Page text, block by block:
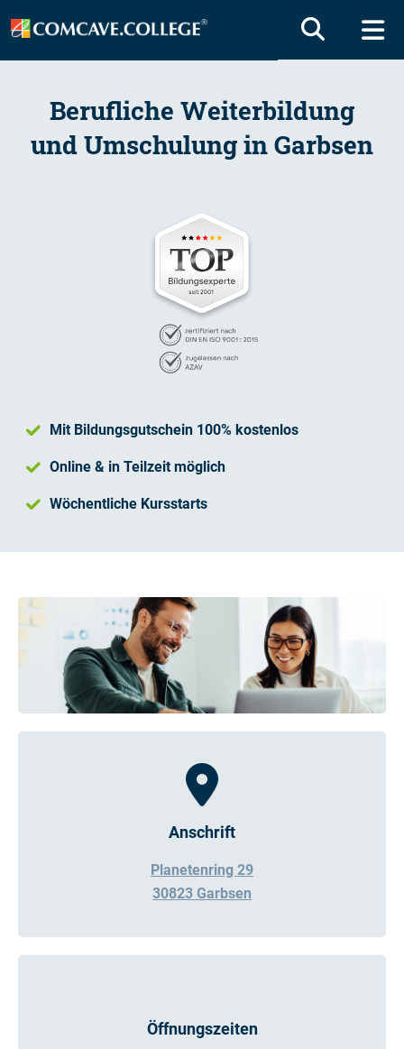
Berufliche Weiterbildung
und Umschulung in Garbsen
Mit Bildungsgutschein 100% kostenlos
Online & in Teilzeit möglich
Wöchentliche Kursstarts
Anschrift
Planetenring 29
30823 Garbsen
Öffnungszeiten